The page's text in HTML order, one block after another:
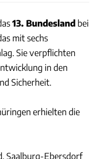
13. Bundesland bei
mit sechs
Sie verpflichten
in den
Sicherheit.
erhielten die
Saalburg-Ebersdorf